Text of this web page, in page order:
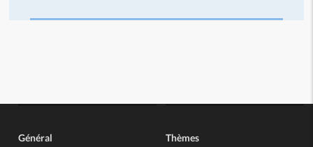
Général Thèmes